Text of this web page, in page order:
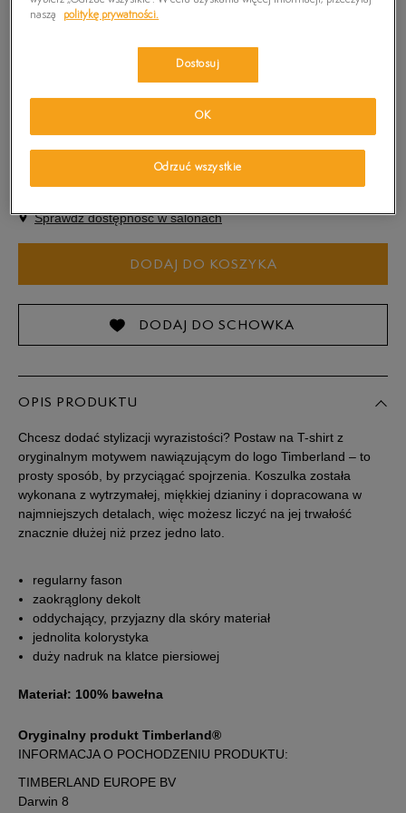
S
Powiadom o
dostępności
L
Powiadom o
dostępności
XL
Powiadom o
dostępności
XXL
Powiadom o
dostępności
XXXL
Powiadom o
dostępności
Sprawdź dostępność w salonach
DODAJ DO KOSZYKA
DODAJ DO SCHOWKA
OPIS PRODUKTU
Chcesz dodać stylizacji wyrazistości? Postaw na T-shirt z
oryginalnym motywem nawiązującym do logo Timberland – to
prosty sposób, by przyciągać spojrzenia. Koszulka została
wykonana z wytrzymałej, miękkiej dzianiny i dopracowana w
najmniejszych detalach, więc możesz liczyć na jej trwałość
znacznie dłużej niż przez jedno lato.
regularny fason
zaokrąglony dekolt
oddychający, przyjazny dla skóry materiał
jednolita kolorystyka
duży nadruk na klatce piersiowej
Materiał: 100% bawełna
Oryginalny produkt Timberland®
INFORMACJA O POCHODZENIU PRODUKTU:
TIMBERLAND EUROPE BV
Darwin 8
naszą
politykę prywatności.
Dostosuj
Odrzuć wszystkie
OK